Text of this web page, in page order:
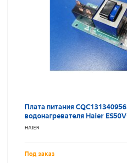
Плата питания
водонагревателя Haier
HAIER
Под заказ